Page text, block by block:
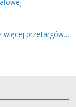
więcej przetargów…